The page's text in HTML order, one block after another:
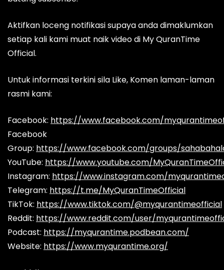
Aktifkan loceng notifikasi supaya anda dimaklumkan
setiap kali kami muat naik video di My QuranTime
Official.
Untuk informasi terkini sila Like, Komen laman-laman
rasmi kami:
Facebook: https://www.facebook.com/
Facebook
Group: https://www.facebook.com/groups/
YouTube: https://www.youtube.com/
Instagram: https://www.instagram.com/
Telegram: https://t.me/MyQuranTimeOfficial
TikTok: https://www.tiktok.com/@myqurantimeofficial
Reddit: https://www.reddit.com/user/
Podcast: https://myqurantime.podbean.com/
Website: https://www.myqurantime.org/